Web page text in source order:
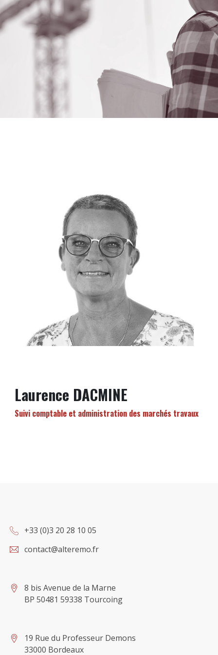
Laurence DACMINE
Suivi comptable et administration des marchés travaux
+33 (0)3 20 28 10 05
contact@alteremo.fr
8 bis Avenue de la Marne
BP 50481 59338 Tourcoing
19 Rue du Professeur Demons
33000 Bordeaux